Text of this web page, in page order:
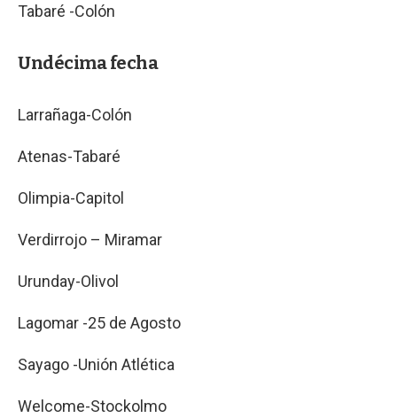
Tabaré -Colón
Undécima fecha
Larrañaga-Colón
Atenas-Tabaré
Olimpia-Capitol
Verdirrojo – Miramar
Urunday-Olivol
Lagomar -25 de Agosto
Sayago -Unión Atlética
Welcome-Stockolmo